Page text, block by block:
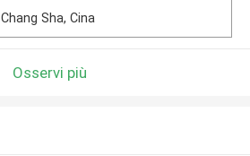
Chang Sha, Cina
Osservi più